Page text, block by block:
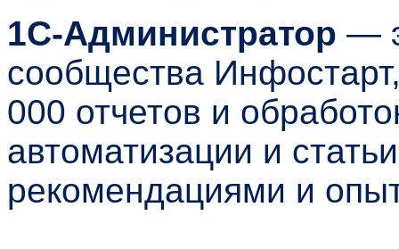
1С-Администратор —
сообщества
000 отчетов и
автоматизации и
рекомендациями и